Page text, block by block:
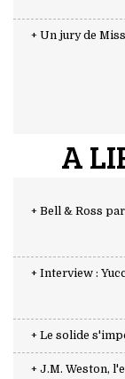
+ Un jury de
A
+ Bell & Ross
+ Interview :
+ Le solide
+ J.M. Weston,